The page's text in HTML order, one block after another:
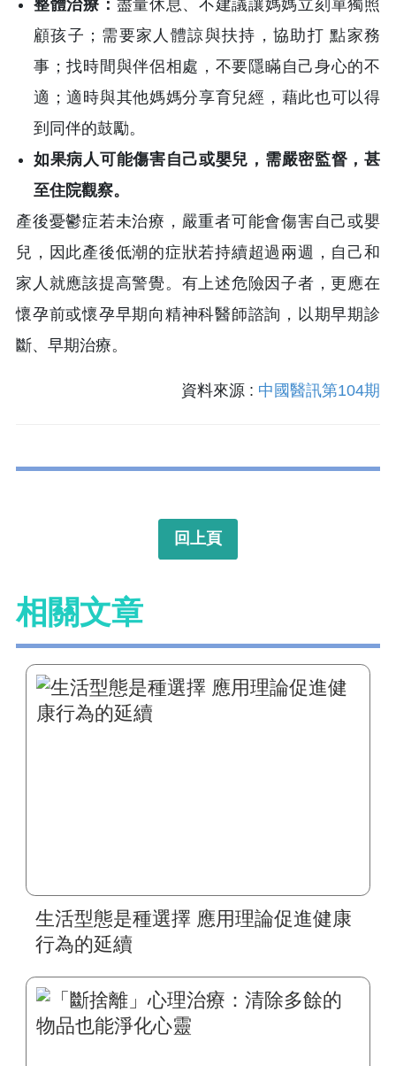
整體治療： 盡量休息、不建議讓媽媽立刻單獨照
顧孩子；需要家人體諒與扶持，協助打 點家務
事；找時間與伴侶相處，不要隱瞞自己身心的不
適；適時與其他媽媽分享育兒經，藉此也可以得
到同伴的鼓勵。
如果病人可能傷害自己或嬰兒，需嚴密監督，甚
至住院觀察。
產後憂鬱症若未治療，嚴重者可能會傷害自己或嬰
兒，因此產後低潮的症狀若持續超過兩週，自己和
家人就應該提高警覺。有上述危險因子者，更應在
懷孕前或懷孕早期向精神科醫師諮詢，以期早期診
斷、早期治療。
資料來源 : 中國醫訊第104期
回上頁
相關文章
生活型態是種選擇 應用理論促進健康
行為的延續